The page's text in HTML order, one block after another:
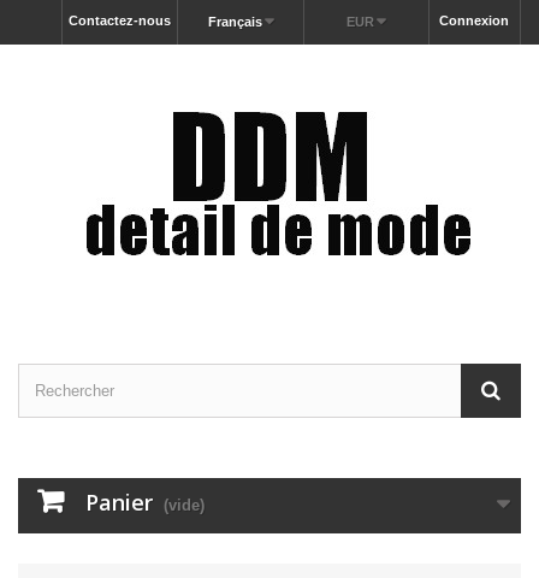
Connexion
EUR
Français
Contactez-nous
Panier (vide)